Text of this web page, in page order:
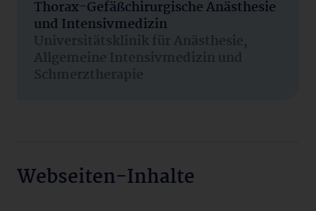
Thorax-Gefäßchirurgische Anästhesie
und Intensivmedizin
Universitätsklinik für Anästhesie,
Allgemeine Intensivmedizin und
Schmerztherapie
Webseiten-Inhalte